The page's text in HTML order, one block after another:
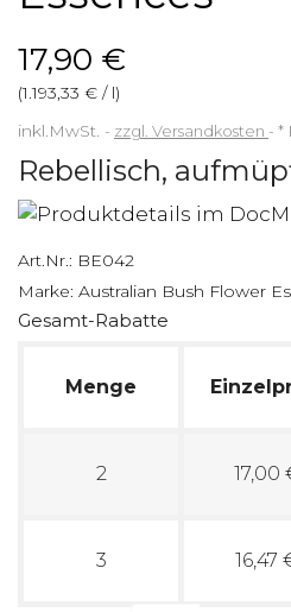
17,90 €
(1.193,33 € / l)
inkl.MwSt.
zzgl. Versandkosten *
Rebellisch,
Art.Nr.: BE042
Marke: Australian Bush Flower
Gesamt-Rabatte
Menge
2 17,00
3 16,47